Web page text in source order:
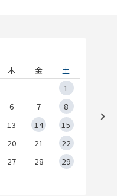
木 金
土
1
6 7
8
13 14
15
20 21
22
27 28
29